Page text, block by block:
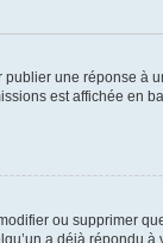
une réponse
est affichée en
ou supprimer
a déjà répondu